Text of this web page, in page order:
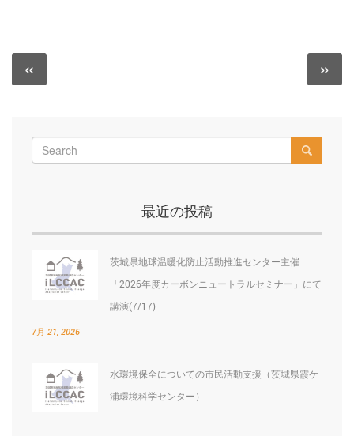
投
稿
ビ
ゲ
Previous
« »
最近の投稿
茨城県地球温暖化防止活動推進センター主催
「2026年度カーボンニュートラルセミナー」にて
講演(7/17)
7月 21, 2026
水環境保全についての市民活動支援（茨城県霞ケ
浦環境科学センター）